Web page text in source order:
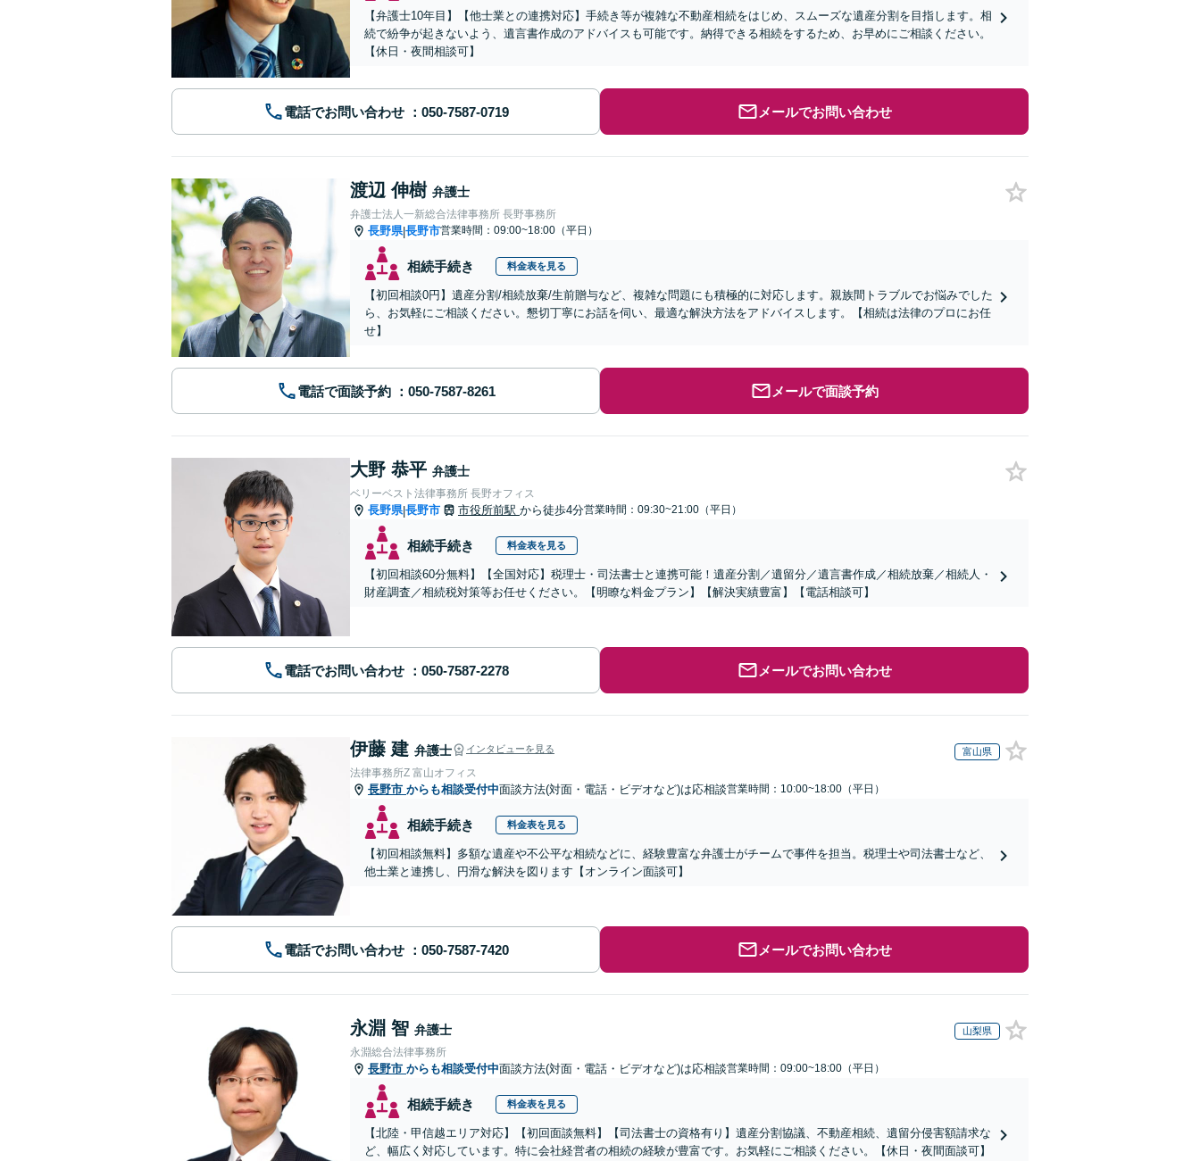
【弁護士10年目】【他士業との連携対応】手続き等が複雑な不動産相続をはじめ、スムーズな遺産分割を目指します。相
続で紛争が起きないよう、遺言書作成のアドバイスも可能です。納得できる相続をするため、お早めにご相談ください。
【休日・夜間相談可】
電話でお問い合わせ メールでお問い合わせ
渡辺 伸樹 弁護士
弁護士法人一新総合法律事務所 長野事務所
長野県|長野市営業時間：09:00~18:00（平日）
相続手続き 料金表を見る
【初回相談0円】遺産分割/相続放棄/生前贈与など、複雑な問題にも積極的に対応します。親族間トラブルでお悩みでした
ら、お気軽にご相談ください。懇切丁寧にお話を伺い、最適な解決方法をアドバイスします。【相続は法律のプロにお任
せ】
電話で面談予約 メールで面談予約
大野 恭平 弁護士
ベリーベスト法律事務所 長野オフィス
長野県|長野市 市役所前駅 から徒歩4分営業時間：09:30~21:00（平日）
相続手続き 料金表を見る
【初回相談60分無料】【全国対応】税理士・司法書士と連携可能！遺産分割／遺留分／遺言書作成／相続放棄／相続人・
財産調査／相続税対策等お任せください。【明瞭な料金プラン】【解決実績豊富】【電話相談可】
電話でお問い合わせ メールでお問い合わせ
伊藤 建 弁護士 インタビューを見る 富山県
法律事務所Z 富山オフィス
長野市 からも相談受付中面談方法(対面・電話・ビデオなど)は応相談営業時間：10:00~18:00（平日）
相続手続き 料金表を見る
【初回相談無料】多額な遺産や不公平な相続などに、経験豊富な弁護士がチームで事件を担当。税理士や司法書士など、
他士業と連携し、円滑な解決を図ります【オンライン面談可】
電話でお問い合わせ メールでお問い合わせ
永淵 智 弁護士 山梨県
永淵総合法律事務所
長野市 からも相談受付中面談方法(対面・電話・ビデオなど)は応相談営業時間：09:00~18:00（平日）
相続手続き 料金表を見る
【北陸・甲信越エリア対応】【初回面談無料】【司法書士の資格有り】遺産分割協議、不動産相続、遺留分侵害額請求な
ど、幅広く対応しています。特に会社経営者の相続の経験が豊富です。お気軽にご相談ください。【休日・夜間面談可】